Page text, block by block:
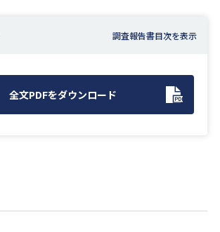
全文PDFをダウンロード